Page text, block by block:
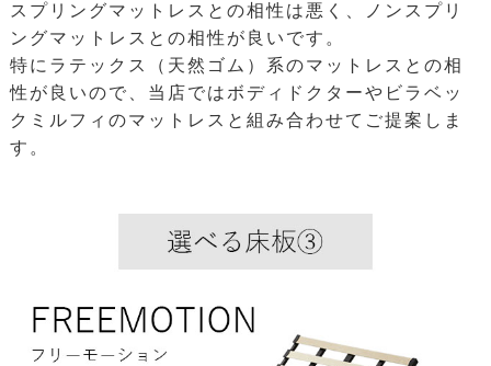
スプリングマットレスとの相性は悪く、ノンスプリ
ングマットレスとの相性が良いです。
特にラテックス（天然ゴム）系のマットレスとの相
性が良いので、当店ではボディドクターやビラベッ
クミルフィのマットレスと組み合わせてご提案しま
す。